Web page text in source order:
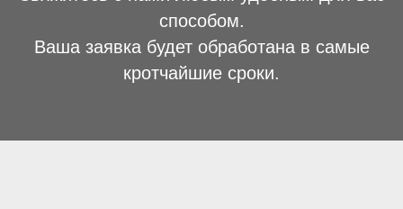
способом.
Ваша заявка будет обработана в самые
кротчайшие сроки.